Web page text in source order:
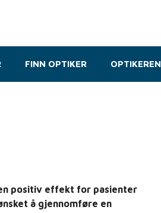
FINN OPTIKER OPTIKEREN
positiv effekt for pasienter
å gjennomføre en